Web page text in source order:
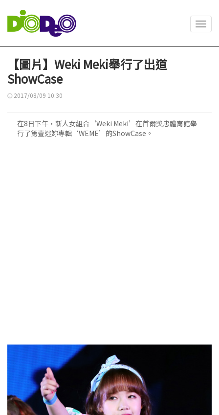
【圖片】Weki Meki舉行了出道
ShowCase
2017/08/09 10:30
在8日下午，新人女組合‘Weki Meki’在首爾獎忠體育館舉
行了第壹迷妳專輯‘WEME’的ShowCase。